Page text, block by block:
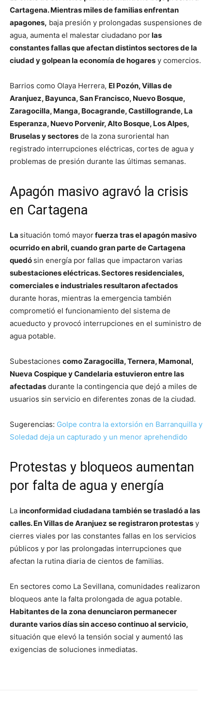
Cartagena. Mientras miles de familias enfrentan
apagones, baja presión y prolongadas suspensiones de
agua, aumenta el malestar ciudadano porlas
constantes fallas que afectan distintos sectores de la
ciudad y golpean la economía de hogares y comercios.
Barrios como Olaya Herrera, El Pozón, Villas de
Aranjuez, Bayunca, San Francisco, Nuevo Bosque,
Zaragocilla, Manga, Bocagrande, Castillogrande, La
Esperanza, Nuevo Porvenir, Alto Bosque, Los Alpes,
Bruselas y sectores de la zona suroriental han
registrado interrupciones eléctricas, cortes de agua y
problemas de presión durante las últimas semanas.
Apagón masivo agravó la crisis
en Cartagena
La situación tomó mayorfuerza tras el apagón masivo
ocurrido en abril, cuando gran parte de Cartagena
quedó sin energía por fallas que impactaron varias
subestaciones eléctricas. Sectores residenciales,
comerciales e industriales resultaron afectados
durante horas, mientras la emergencia también
comprometió el funcionamiento del sistema de
acueducto y provocó interrupciones en el suministro de
agua potable.
Subestaciones como Zaragocilla, Ternera, Mamonal,
Nueva Cospique y Candelaria estuvieron entre las
afectadas durante la contingencia que dejó a miles de
usuarios sin servicio en diferentes zonas de la ciudad.
Sugerencias: Golpe contra la extorsión en Barranquilla y
Soledad deja un capturado y un menor aprehendido
Protestas y bloqueos aumentan
por falta de agua y energía
La inconformidad ciudadana también se trasladó a las
calles. En Villas de Aranjuez se registraron protestas y
cierres viales por las constantes fallas en los servicios
públicos y por las prolongadas interrupciones que
afectan la rutina diaria de cientos de familias.
En sectores como La Sevillana, comunidades realizaron
bloqueos ante la falta prolongada de agua potable.
Habitantes de la zona denunciaron permanecer
durante varios días sin acceso continuo al servicio,
situación que elevó la tensión social y aumentó las
exigencias de soluciones inmediatas.